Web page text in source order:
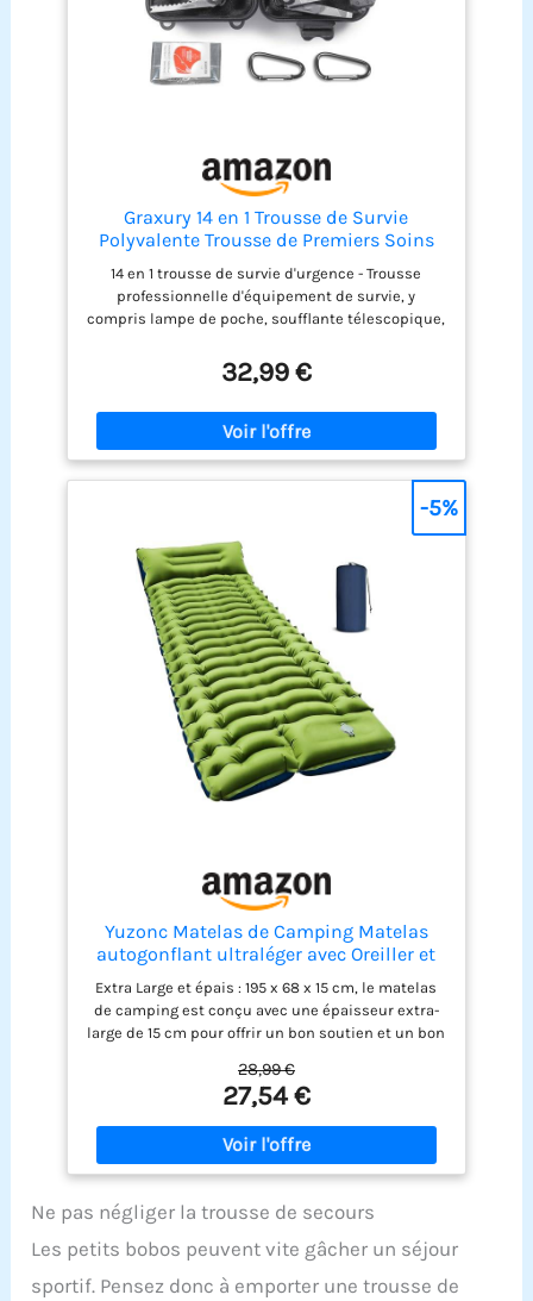
PLEIN AIR】Le bec verseur de la bouilloire permet
de servir l’eau plus proprement et aide à limiter
les gouttes. Un ensemble pratique pour le
camping, la randonnée, le bivouac, le pique-nique,
Graxury 14 en 1 Trousse de Survie
Polyvalente Trousse de Premiers Soins
pour Les Sports de Plein Air, Le Camping,
l'alpinisme, Les Pierres Ignifuges
(Couteau et Pince)
14 en 1 trousse de survie d'urgence - Trousse
professionnelle d'équipement de survie, y
compris lampe de poche, soufflante télescopique,
corde de sécurité, papier multifonctionnel,
couteau, pince à bouteille d'eau, couverture
d'urgence, engin de pêche, pinces
multifonctionnelles, etc. Facile à transporter -
Taille 20x11x6cm, poids 663g seulement, facile à
mettre dans un sac à dos ou une voiture, peut
randonnée. Idéal pour les amateurs de plein air -
Camping, randonnée, sauvetage, chasse,
exploration, survie et urgences Large application -
Vous pouvez utiliser ce kit de survie dans de
nombreuses situations: pause électrique,
camping, randonnée, pêche, chasse, alpinisme,
etc. Pour les amateurs de plein air, c'est un kit
idéal et un bon cadeau. Meilleur choix de cadeaux
- nécessaire pour le camping, la randonnée,
l'aventure, la survie et les situations d'urgence.
Votre mari, votre frère ou votre enfant pensera que
c'est une bonne chaussette ou un cadeau
d'anniversaire.
32,99 €
Yuzonc Matelas de Camping Matelas
autogonflant ultraléger avec Oreiller et
Pompe à Pied intégrée Matelas de
Camping Gonflable Portable et Compact
pour Le Trekking en Plein Air
Extra Large et épais : 195 x 68 x 15 cm, le matelas
de camping est conçu avec une épaisseur extra-
large de 15 cm pour offrir un bon soutien et un bon
rochers. La structure innovante des trous d'air et
la conception du coussin en une seule pièce
soulagent la pression sur votre dos et votre cou,
vous aidant à réguler l'équilibre de votre corps et
à profiter d'une nuit de sommeil parfaite. Inflation
camping peut être gonflé en seulement 30 à 60
d'appuyer dessus. Il n'est plus nécessaire de le
gonfler par la bouche ou à l'aide d'une pompe.
28,99 €
27,54 €
-5%
Ne pas négliger la trousse de secours
Les petits bobos peuvent vite gâcher un séjour
sportif. Pensez donc à emporter une trousse de